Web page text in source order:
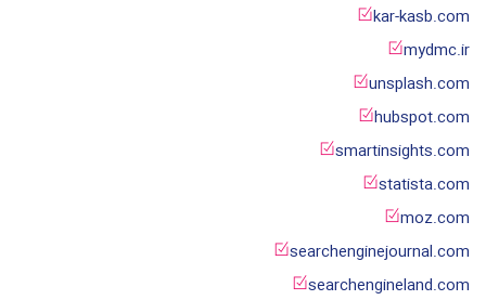
kar-kasb.com
mydmc.ir
unsplash.com
hubspot.com
smartinsights.com
statista.com
moz.com
searchenginejournal.com
searchengineland.com